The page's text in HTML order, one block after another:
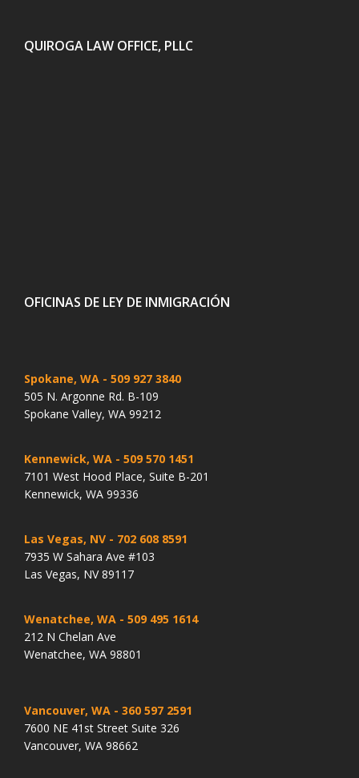
QUIROGA LAW OFFICE, PLLC
OFICINAS DE LEY DE INMIGRACIÓN
Spokane, WA - 509 927 3840
505 N. Argonne Rd. B-109
Spokane Valley, WA 99212
Kennewick, WA - 509 570 1451
7101 West Hood Place, Suite B-201
Kennewick, WA 99336
Las Vegas, NV - 702 608 8591
7935 W Sahara Ave #103
Las Vegas, NV 89117
Wenatchee, WA - 509 495 1614
212 N Chelan Ave
Wenatchee, WA 98801
Vancouver, WA - 360 597 2591
7600 NE 41st Street Suite 326
Vancouver, WA 98662